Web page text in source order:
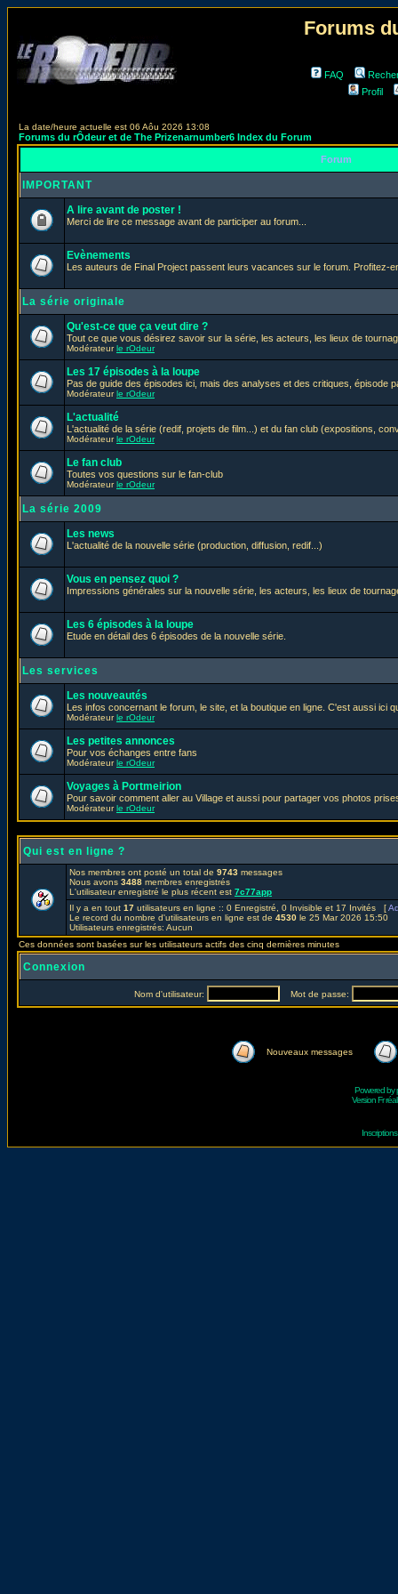
Forums
FAQ
Profil
La date/heure actuelle est 06 Aôu 2026 13:08
Forums du rÔdeur et de The Prizenarnumber6 Index du Forum
Forum
IMPORTANT
A lire avant de poster !
Merci de lire ce message avant de participer au forum...
Evènements
Les auteurs de Final Project passent leurs vacances sur le forum. Profitez-
La série originale
Qu'est-ce que ça veut dire ?
Tout ce que vous désirez savoir sur la série, les acteurs, les lieux de
Modérateurle rOdeur
Les 17 épisodes à la loupe
Pas de guide des épisodes ici, mais des analyses et des critiques, épisode
Modérateurle rOdeur
L'actualité
L'actualité de la série (redif, projets de film...) et du fan club (expositions,
Modérateurle rOdeur
Le fan club
Toutes vos questions sur le fan-club
Modérateurle rOdeur
La série 2009
Les news
L'actualité de la nouvelle série (production, diffusion, redif...)
Vous en pensez quoi ?
Impressions générales sur la nouvelle série, les acteurs, les lieux de
Les 6 épisodes à la loupe
Etude en détail des 6 épisodes de la nouvelle série.
Les services
Les nouveautés
Les infos concernant le forum, le site, et la boutique en ligne. C'est aussi ici
Modérateurle rOdeur
Les petites annonces
Pour vos échanges entre fans
Modérateurle rOdeur
Voyages à Portmeirion
Pour savoir comment aller au Village et aussi pour partager vos photos
Modérateurle rOdeur
Qui est en ligne ?
Nos membres ont posté un total de 9743 messages
Nous avons 3488 membres enregistrés
L'utilisateur enregistré le plus récent est 7c77app
Il y a en tout 17 utilisateurs en ligne :: 0 Enregistré, 0 Invisible et 17 Invités [
Le record du nombre d'utilisateurs en ligne est de 4530 le 25 Mar 2026 15:50
Utilisateurs enregistrés: Aucun
Ces données sont basées sur les utilisateurs actifs des cinq dernières minutes
Connexion
Nom d'utilisateur: Mot de passe:
Nouveaux messages
Powered by
Version Fr